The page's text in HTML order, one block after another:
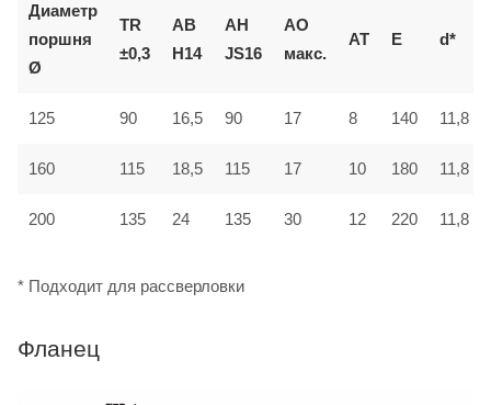
Диаметр
поршня
Ø
TR
±0,3
AB
H14
AH
JS16
AO
макс.
AT E d*
125 90 16,5 90 17 8 140 11,8
160 115 18,5 115 17 10 180 11,8
200 135 24 135 30 12 220 11,8
* Подходит для рассверловки
Фланец